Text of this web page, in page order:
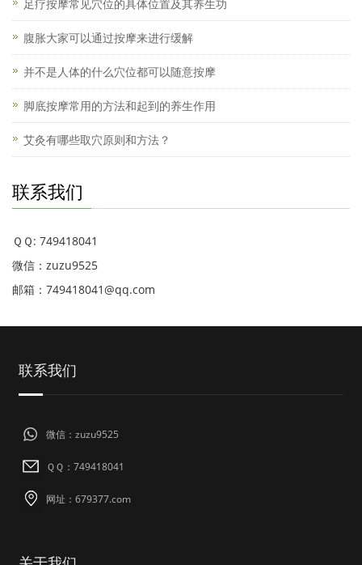
足疗按摩常见穴位的具体位置及其养生功
腹胀大家可以通过按摩来进行缓解
并不是人体的什么穴位都可以随意按摩
脚底按摩常用的方法和起到的养生作用
艾灸有哪些取穴原则和方法？
联系我们
ＱＱ: 749418041
微信：zuzu9525
邮箱：749418041@qq.com
联系我们
微信：zuzu9525
ＱＱ：749418041
网址：679377.com